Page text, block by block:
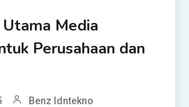
Media
Perusahaan dan
Benz Idntekno